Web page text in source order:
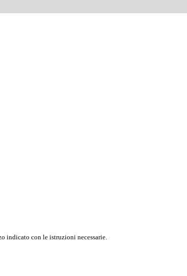
indicato con le istruzioni necessarie.